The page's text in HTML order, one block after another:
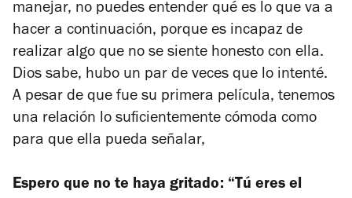
manejar, no puedes entender qué es lo que va a
hacer a continuación, porque es incapaz de
realizar algo que no se siente honesto con ella.
Dios sabe, hubo un par de veces que lo intenté.
A pesar de que fue su primera película, tenemos
una relación lo suficientemente cómoda como
para que ella pueda señalar,
Espero que no te haya gritado: “Tú eres el